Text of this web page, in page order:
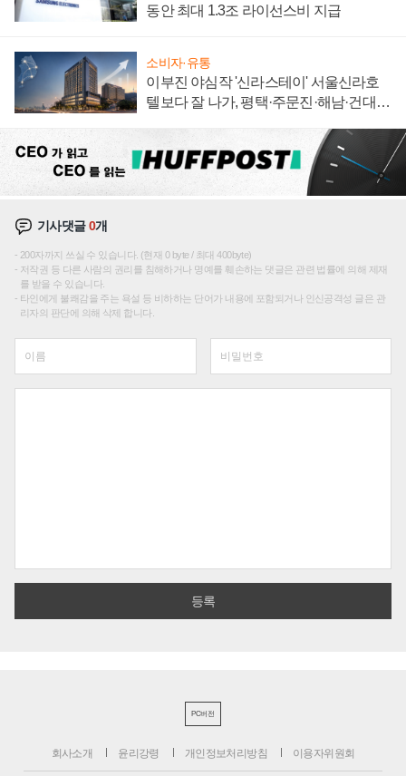
동안 최대 1.3조 라이선스비 지급
소비자·유통
이부진 야심작 '신라스테이' 서울신라호
텔보다 잘 나가, 평택·주문진·해남·건대로
기사댓글0개
200자까지 쓰실 수 있습니다. (현재 0 byte / 최대 400byte)
저작권 등 다른 사람의 권리를 침해하거나 명예를 훼손하는 댓글은 관련 법률에 의해 제재
를 받을 수 있습니다.
타인에게 불쾌감을 주는 욕설 등 비하하는 단어가 내용에 포함되거나 인신공격성 글은 관
리자의 판단에 의해 삭제 합니다.
PC버전
회사소개 윤리강령 개인정보처리방침 이용자위원회